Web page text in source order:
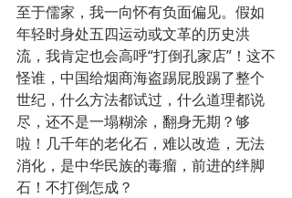
至于儒家，我一向怀有负面偏见。假如
年轻时身处五四运动或文革的历史洪
流，我肯定也会高呼“打倒孔家店”！这不
怪谁，中国给烟商海盗踢屁股踢了整个
世纪，什么方法都试过，什么道理都说
尽，还不是一塌糊涂，翻身无期？够
啦！几千年的老化石，难以改造，无法
消化，是中华民族的毒瘤，前进的绊脚
石！不打倒怎成？